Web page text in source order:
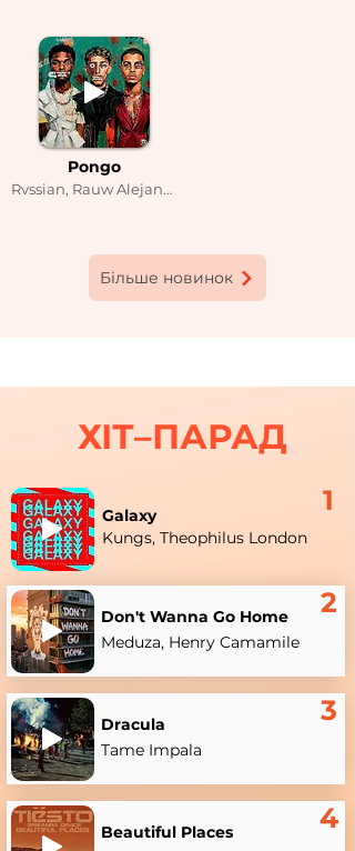
Pongo
Rvssian, Rauw Alejandro, Wizkid
Більше новинок
ХІТ–ПАРАД
1
Galaxy
Kungs, Theophilus London
2
Don't Wanna Go Home
Meduza, Henry Camamile
3
Dracula
Tame Impala
4
Beautiful Places